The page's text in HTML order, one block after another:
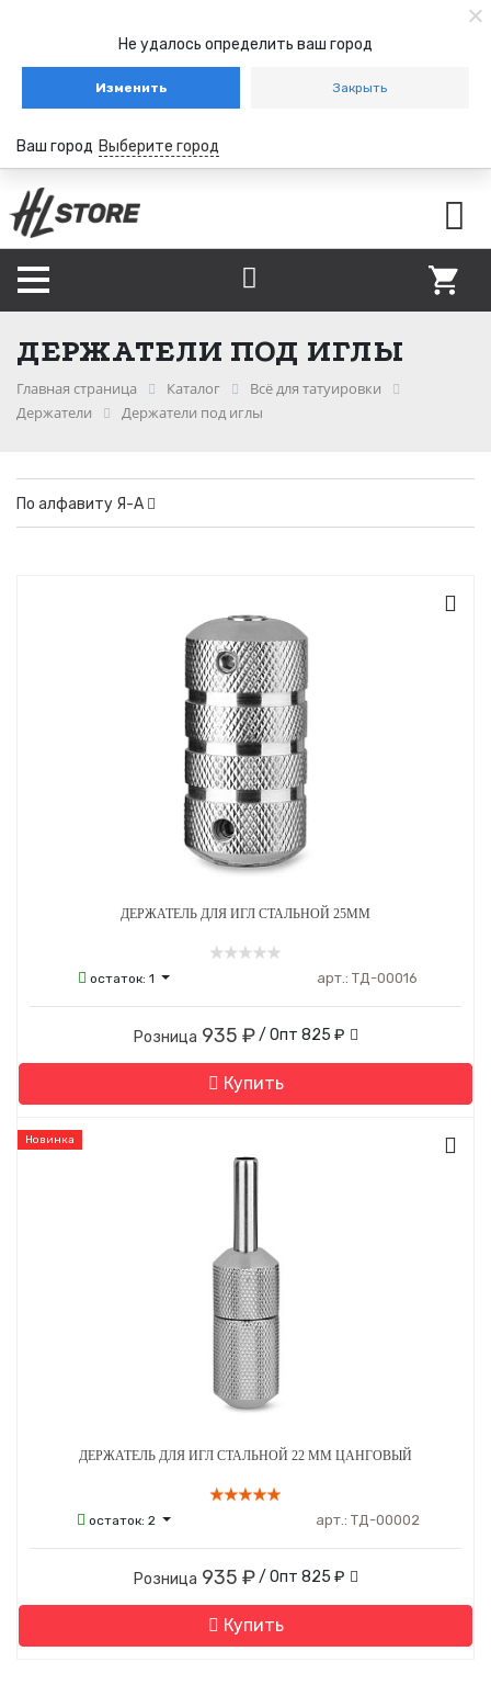
Не удалось определить ваш город
Изменить Закрыть
Ваш город Выберите город
ДЕРЖАТЕЛИ ПОД ИГЛЫ
Главная страница Каталог
Всё для татуировки
Держатели
Держатели под иглы
По алфавиту Я-А
ДЕРЖАТЕЛЬ ДЛЯ ИГЛ СТАЛЬНОЙ 25ММ
остаток:1 арт.: ТД-00016
Розница 935 ₽ / Опт 825 ₽
Купить
Новинка
ДЕРЖАТЕЛЬ ДЛЯ ИГЛ СТАЛЬНОЙ 22 ММ ЦАНГОВЫЙ
остаток:2 арт.: ТД-00002
Розница 935 ₽ / Опт 825 ₽
Купить